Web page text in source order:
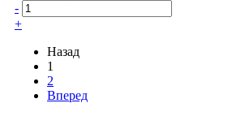
-
+
Назад
1
2
Вперед